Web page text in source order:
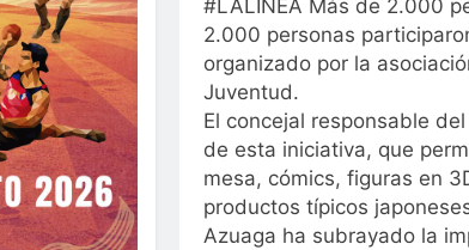
#LALÍNEA Más de 2.000
2.000 personas
organizado por la
Juventud.
El concejal responsable
de esta iniciativa, que
mesa, cómics, figuras en
productos típicos
Azuaga ha subrayado la